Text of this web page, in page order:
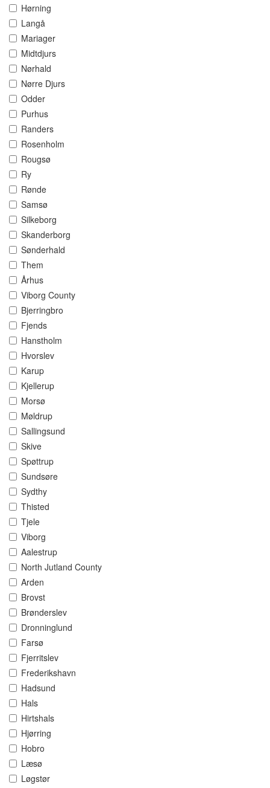
Hørning
Langå
Mariager
Midtdjurs
Nørhald
Nørre Djurs
Odder
Purhus
Randers
Rosenholm
Rougsø
Ry
Rønde
Samsø
Silkeborg
Skanderborg
Sønderhald
Them
Århus
Viborg County
Bjerringbro
Fjends
Hanstholm
Hvorslev
Karup
Kjellerup
Morsø
Møldrup
Sallingsund
Skive
Spøttrup
Sundsøre
Sydthy
Thisted
Tjele
Viborg
Aalestrup
North Jutland County
Arden
Brovst
Brønderslev
Dronninglund
Farsø
Fjerritslev
Frederikshavn
Hadsund
Hals
Hirtshals
Hjørring
Hobro
Læsø
Løgstør